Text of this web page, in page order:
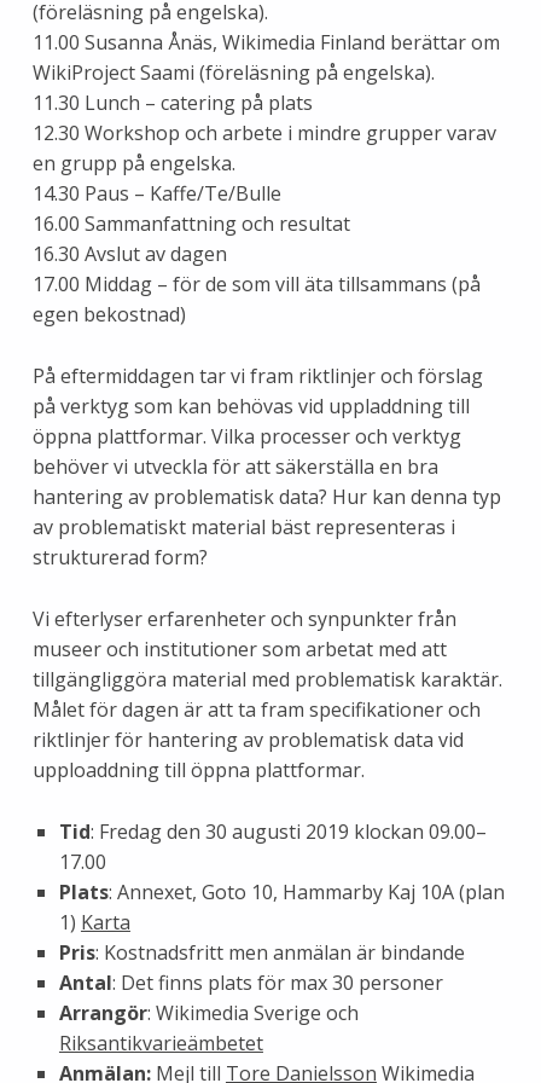
(föreläsning på engelska).
11.00 Susanna Ånäs, Wikimedia Finland berättar om
WikiProject Saami (föreläsning på engelska).
11.30 Lunch – catering på plats
12.30 Workshop och arbete i mindre grupper varav
en grupp på engelska.
14.30 Paus – Kaffe/Te/Bulle
16.00 Sammanfattning och resultat
16.30 Avslut av dagen
17.00 Middag – för de som vill äta tillsammans (på
egen bekostnad)
På eftermiddagen tar vi fram riktlinjer och förslag
på verktyg som kan behövas vid uppladdning till
öppna plattformar. Vilka processer och verktyg
behöver vi utveckla för att säkerställa en bra
hantering av problematisk data? Hur kan denna typ
av problematiskt material bäst representeras i
strukturerad form?
Vi efterlyser erfarenheter och synpunkter från
museer och institutioner som arbetat med att
tillgängliggöra material med problematisk karaktär.
Målet för dagen är att ta fram specifikationer och
riktlinjer för hantering av problematisk data vid
upploaddning till öppna plattformar.
Tid: Fredag den 30 augusti 2019 klockan 09.00–
17.00
Plats: Annexet, Goto 10, Hammarby Kaj 10A (plan
1) Karta
Pris: Kostnadsfritt men anmälan är bindande
Antal: Det finns plats för max 30 personer
Arrangör: Wikimedia Sverige och
Riksantikvarieämbetet
Anmälan:Mejl till Tore Danielsson Wikimedia